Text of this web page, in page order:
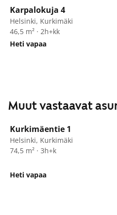
Karpalokuja 4
Helsinki, Kurkimäki
46,5 m² · 2h+kk
Heti vapaa
Muut vastaavat
Kurkimäentie 1
Helsinki, Kurkimäki
74,5 m² · 3h+k
Heti vapaa